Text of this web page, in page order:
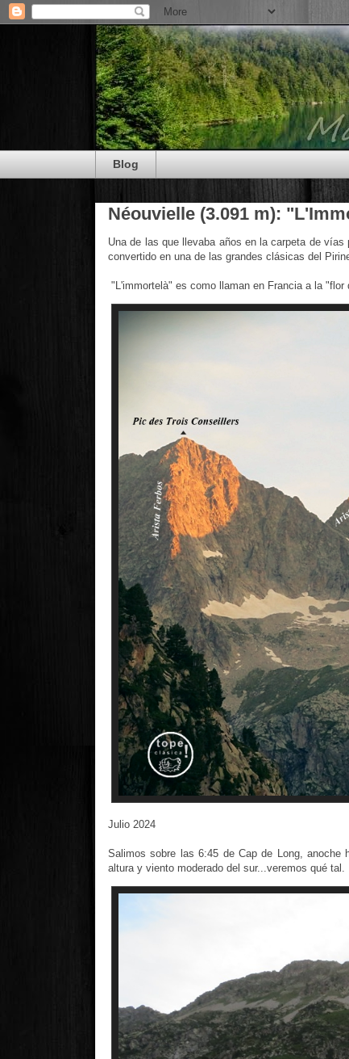
Blog
Néouvielle (3.091 m):
Una de las que llevaba años en la carpeta de
convertido en una de las grandes clásicas del
"L'immortelà" es como llaman en Francia a la "flor
Julio 2024
Salimos sobre las 6:45 de Cap de Long,
altura y viento moderado del sur...veremos qué tal.